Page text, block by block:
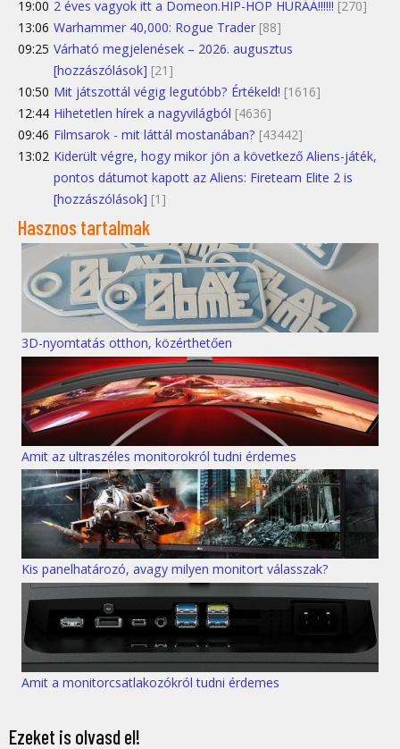
19:00 2 éves vagyok itt a Domeon.HIP-HOP HURÁÁ!!!!!! [270]
13:06 Warhammer 40,000: Rogue Trader [88]
09:25 Várható megjelenések – 2026. augusztus
[hozzászólások] [21]
10:50 Mit játszottál végig legutóbb? Értékeld! [1616]
12:44 Hihetetlen hírek a nagyvilágból [4636]
09:46 Filmsarok - mit láttál mostanában? [43442]
13:02 Kiderült végre, hogy mikor jön a következő Aliens-játék,
pontos dátumot kapott az Aliens: Fireteam Elite 2 is
[hozzászólások] [1]
Hasznos tartalmak
3D-nyomtatás otthon, közérthetően
Amit az ultraszéles monitorokról tudni érdemes
Kis panelhatározó, avagy milyen monitort válasszak?
Amit a monitorcsatlakozókról tudni érdemes
Ezeket is olvasd el!